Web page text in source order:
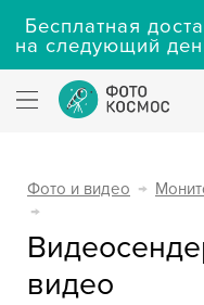
Бесплатная
на следующий
Фото и видео →
→
видео